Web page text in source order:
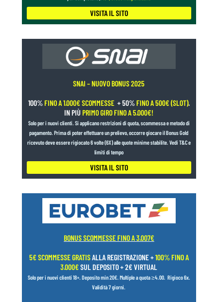
VISITA IL SITO
SNAI – NUOVO BONUS 2025
100%FINO A 1.000€ SCOMMESSE + 50%FINO A 500€ (SLOT).
IN PIÙPRIMO GIRO FINO A 5.000€!
Solo per i nuovi clienti. Si applicano restrizioni di quota, scommessa e metodo di
pagamento. Prima di poter effettuare un prelievo, occorre giocare il Bonus Gold
ricevuto deve essere rigiocato 6 volte (6X) alle quote minime stabilite. Vedi T&C e
limiti di tempo
VISITA IL SITO
BONUS SCOMMESSE FINO A 3.007€
5€ SCOMMESSE GRATISALLA REGISTRAZIONE +100% FINO A
3.000€SUL DEPOSITO + 2€ VIRTUAL
Solo per i nuovi clienti 18+. Deposito min 20€. Multiple a quota ≥4.00. Rigioco 6x.
Validità 7 giorni.